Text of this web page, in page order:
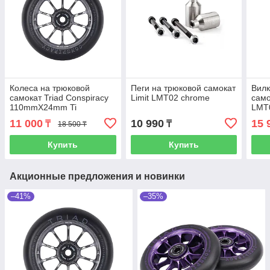
Колеса на трюковой
самокат Triad Conspiracy
110mmX24mm Ti
11 000 ₸ 18 500 ₸
Купить
Пеги на трюковой самокат
Limit LMT02 chrome
10 990₸
Купить
15
Акционные предложения и новинки
–41% –35%